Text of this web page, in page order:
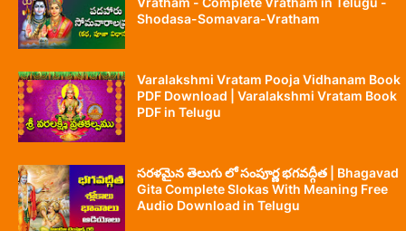
Shodasa-Somavara-Vratham
Varalakshmi Vratam Pooja Vidhanam Book
PDF Download | Varalakshmi Vratam Book
PDF in Telugu
సరళమైన తెలుగు లో సంపూర్ణ భగవద్గీత | Bhagavad
Gita Complete Slokas With Meaning Free
Audio Download in Telugu